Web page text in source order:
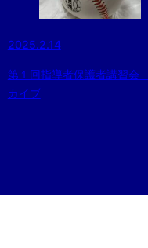
2025.2.14
第１回指導者保護者講習会
カイブ